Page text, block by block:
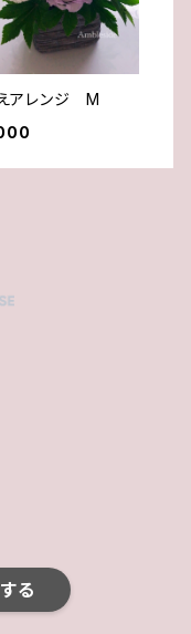
アレンジ M
る